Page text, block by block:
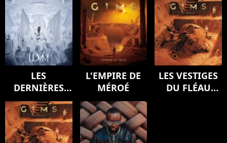
LES
DERNIÈRES
VOLONTÉS DE
MOZART
(SYMPHONY)
L'EMPIRE DE
MÉROÉ
LES VESTIGES
DU FLÉAU